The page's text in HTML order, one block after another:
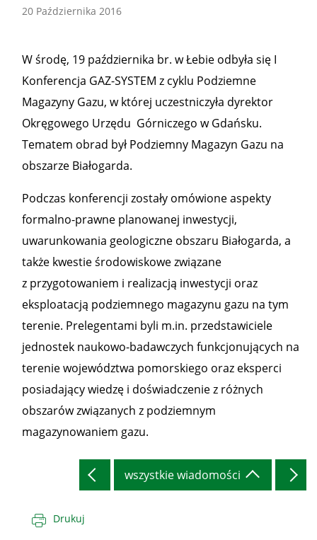
20 Października 2016
W środę, 19 października br. w Łebie odbyła się I
Konferencja GAZ-SYSTEM z cyklu Podziemne
Magazyny Gazu, w której uczestniczyła dyrektor
Okręgowego Urzędu Górniczego w Gdańsku.
Tematem obrad był Podziemny Magazyn Gazu na
obszarze Białogarda.
Podczas konferencji zostały omówione aspekty
formalno-prawne planowanej inwestycji,
uwarunkowania geologiczne obszaru Białogarda, a
także kwestie środowiskowe związane
z przygotowaniem i realizacją inwestycji oraz
eksploatacją podziemnego magazynu gazu na tym
terenie. Prelegentami byli m.in. przedstawiciele
jednostek naukowo-badawczych funkcjonujących na
terenie województwa pomorskiego oraz eksperci
posiadający wiedzę i doświadczenie z różnych
obszarów związanych z podziemnym
magazynowaniem gazu.
wszystkie wiadomości
Drukuj